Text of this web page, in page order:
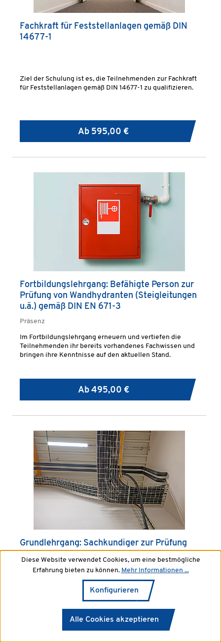
Fachkraft für Feststellanlagen gemäß DIN
14677-1
Ziel der Schulung ist es, die Teilnehmenden zur Fachkraft
für Feststellanlagen gemäß DIN 14677-1 zu qualifizieren.
Ab 595,00 €
Fortbildungslehrgang: Befähigte Person zur
Prüfung von Wandhydranten (Steigleitungen
u.ä.) gemäß DIN EN 671-3
Präsenz
Im Fortbildungslehrgang erneuern und vertiefen die
Teilnehmenden ihr bereits vorhandenes Fachwissen und
bringen ihre Kenntnisse auf den aktuellen Stand.
Ab 495,00 €
Grundlehrgang: Sachkundiger zur Prüfung
von Brandabschottungen
Die Prüfung umfasst Sichtkontrolle auf Beschädigungen,
Zulassungsbescheid. Nicht fachgerecht ausgeführte oder
veränderte Abschottungen können im Brandfall ihre
Schutzwirkung verlieren. Dies stellt ein erhebliches
Sicherheitsrisiko dar und kann zudem den
Diese Website verwendet Cookies, um eine bestmögliche
Erfahrung bieten zu können. Mehr Informationen ...
Konfigurieren
Alle Cookies akzeptieren